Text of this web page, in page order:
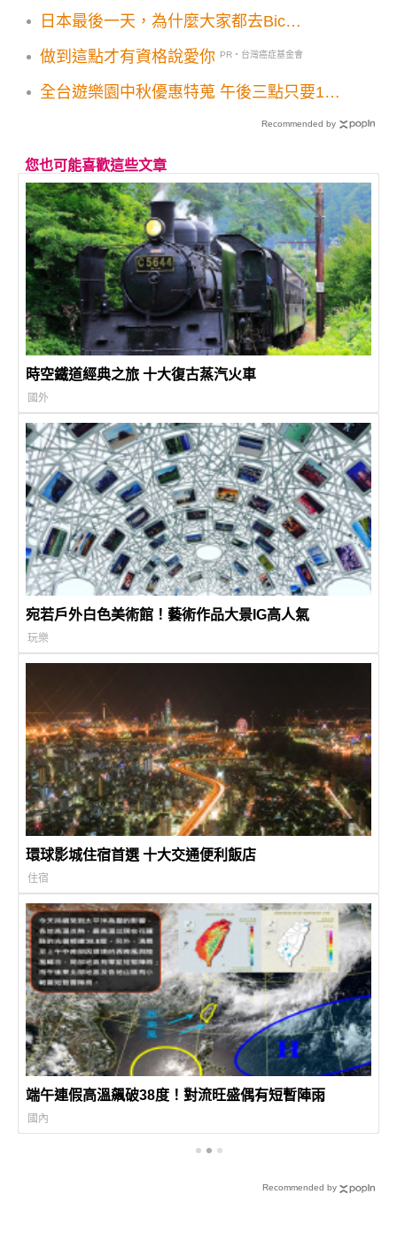
日本最後一天，為什麼大家都去Bic
前趕快存手機，結帳直接用，最高省10%
做到這點才有資格說愛你 PR・台灣癌症基金會
全台遊樂園中秋優惠特蒐 午後三點只要100
Recommended by
您也可能喜歡這些文章
時空鐵道經典之旅 十大復古蒸汽火車
國外
宛若戶外白色美術館！藝術作品大景IG高人氣
玩樂
環球影城住宿首選 十大交通便利飯店
住宿
端午連假高溫飆破38度！對流旺盛偶有短暫陣雨
國內
Recommended by